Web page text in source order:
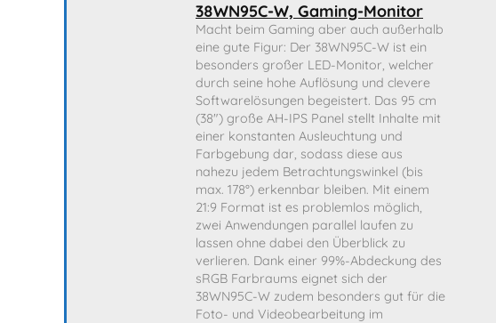
38WN95C-W, Gaming-Monitor
Macht beim Gaming aber auch außerhalb
eine gute Figur: Der 38WN95C-W ist ein
besonders großer LED-Monitor, welcher
durch seine hohe Auflösung und clevere
Softwarelösungen begeistert. Das 95 cm
(38") große AH-IPS Panel stellt Inhalte mit
einer konstanten Ausleuchtung und
Farbgebung dar, sodass diese aus
nahezu jedem Betrachtungswinkel (bis
max. 178°) erkennbar bleiben. Mit einem
21:9 Format ist es problemlos möglich,
zwei Anwendungen parallel laufen zu
lassen ohne dabei den Überblick zu
verlieren. Dank einer 99%-Abdeckung des
sRGB Farbraums eignet sich der
38WN95C-W zudem besonders gut für die
Foto- und Videobearbeitung im